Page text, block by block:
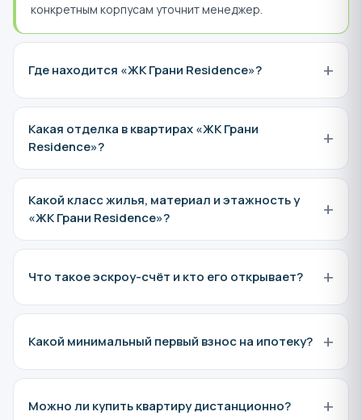
конкретным корпусам уточнит менеджер.
Где находится «ЖК Грани Residence»? +
Какая отделка в квартирах «ЖК Грани
Residence»?
+
Какой класс жилья, материал и этажность у
«ЖК Грани Residence»?
+
Что такое эскроу-счёт и кто его открывает? +
Какой минимальный первый взнос на ипотеку? +
Можно ли купить квартиру дистанционно? +